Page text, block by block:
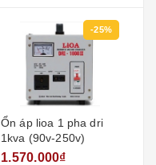
-25%
Ổn áp lioa 1 pha dri
1kva (90v-250v)
1.570.000₫